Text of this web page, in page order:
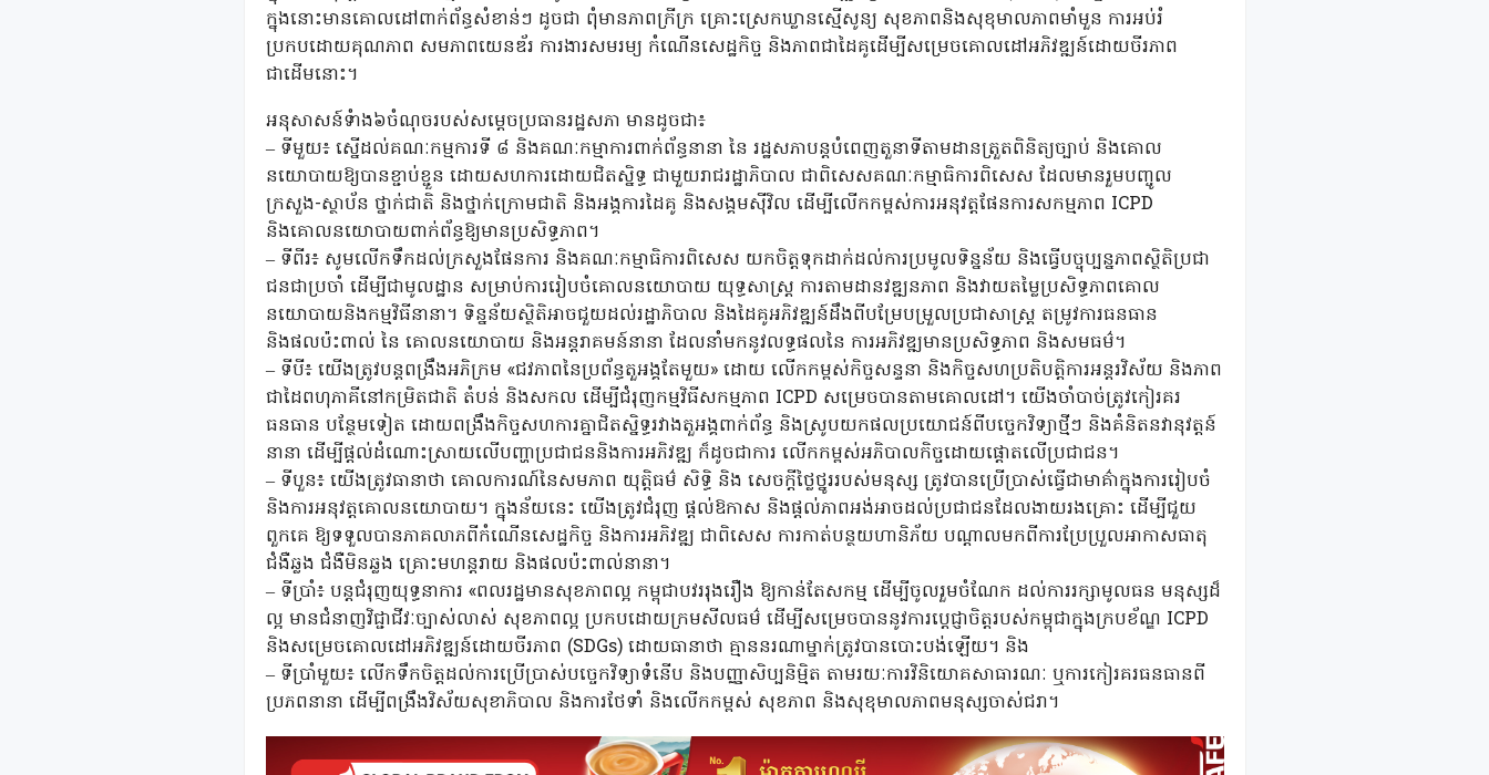
ក្នុងនោះមានគោលដៅពាក់ព័ន្ធសំខាន់ៗ ដូចជា ពុំមានភាពក្រីក្រ គ្រោះស្រេកឃ្លានស្មើសូន្យ សុខភាពនិងសុខុមាលភាពមាំមួន ការអប់រំ
ប្រកបដោយគុណភាព សមភាពយេនឌ័រ ការងារសមរម្យ កំណើនសេដ្ឋកិច្ច និងភាពជាដៃគូដើម្បីសម្រេចគោលដៅអភិវឌ្ឍន៍ដោយចីរភាព
ជាដើមនោះ។
អនុសាសន៍ទំាង៦ចំណុចរបស់សម្តេចប្រធានរដ្ឋសភា មានដូចជា៖
– ទីមួយ៖ ស្នើដល់គណៈកម្មការទី ៨ និងគណៈកម្មាការពាក់ព័ន្ធនានា នៃ រដ្ឋសភាបន្តបំពេញតួនាទីតាមដានត្រួតពិនិត្យច្បាប់ និងគោល
នយោបាយឱ្យបានខ្ជាប់ខ្ជួន ដោយសហការដោយជិតស្និទ្ធ ជាមួយរាជរដ្ឋាភិបាល ជាពិសេសគណៈកម្មាធិការពិសេស ដែលមានរួមបញ្ចូល
ក្រសួង-ស្ថាប័ន ថ្នាក់ជាតិ និងថ្នាក់ក្រោមជាតិ និងអង្គការដៃគូ និងសង្គមស៊ីវិល ដើម្បីលើកកម្ពស់ការអនុវត្តផែនការសកម្មភាព ICPD
និងគោលនយោបាយពាក់ព័ន្ធឱ្យមានប្រសិទ្ធភាព។
– ទីពីរ៖ សូមលើកទឹកដល់ក្រសួងផែនការ និងគណៈកម្មាធិការពិសេស យកចិត្តទុកដាក់ដល់ការប្រមូលទិន្នន័យ និងធ្វើបច្ចុប្បន្នភាពស្ថិតិប្រជា
ជនជាប្រចាំ ដើម្បីជាមូលដ្ឋាន សម្រាប់ការរៀបចំគោលនយោបាយ យុទ្ធសាស្ត្រ ការតាមដានវឌ្ឍនភាព និងវាយតម្លៃប្រសិទ្ធភាពគោល
នយោបាយនិងកម្មវិធីនានា។ ទិន្នន័យស្ថិតិអាចជួយដល់រដ្ឋាភិបាល និងដៃគូអភិវឌ្ឍន៍ដឹងពីបម្រែបម្រួលប្រជាសាស្ត្រ តម្រូវការធនធាន
និងផលប៉ះពាល់ នៃ គោលនយោបាយ និងអន្តរាគមន៍នានា ដែលនាំមកនូវលទ្ធផលនៃ ការអភិវឌ្ឍមានប្រសិទ្ធភាព និងសមធម៌។
– ទីបី៖ យើងត្រូវបន្តពង្រឹងអភិក្រម «ជវភាពនៃប្រព័ន្ធតួអង្គតែមួយ» ដោយ លើកកម្ពស់កិច្ចសន្ទនា និងកិច្ចសហប្រតិបត្តិការអន្តរវិស័យ និងភាព
ជាដៃពហុភាគីនៅកម្រិតជាតិ តំបន់ និងសកល ដើម្បីជំរុញកម្មវិធីសកម្មភាព ICPD សម្រេចបានតាមគោលដៅ។ យើងចាំបាច់ត្រូវកៀរគរ
ធនធាន បន្ថែមទៀត ដោយពង្រឹងកិច្ចសហការគ្នាជិតស្និទ្ធរវាងតួអង្គពាក់ព័ន្ធ និងស្រូបយកផលប្រយោជន៍ពីបច្ចេកវិទ្យាថ្មីៗ និងគំនិតនវានុវត្តន៍
នានា ដើម្បីផ្តល់ដំណោះស្រាយលើបញ្ហាប្រជាជននិងការអភិវឌ្ឍ ក៏ដូចជាការ លើកកម្ពស់អភិបាលកិច្ចដោយផ្តោតលើប្រជាជន។
– ទីបួន៖ យើងត្រូវធានាថា គោលការណ៍នៃសមភាព យុត្តិធម៌ សិទ្ធិ និង សេចក្តីថ្លៃថ្នូររបស់មនុស្ស ត្រូវបានប្រើប្រាស់ធ្វើជាមាគ៌ាក្នុងការរៀបចំ
និងការអនុវត្តគោលនយោបាយ។ ក្នុងន័យនេះ យើងត្រូវជំរុញ ផ្តល់ឱកាស និងផ្តល់ភាពអង់អាចដល់ប្រជាជនដែលងាយរងគ្រោះ ដើម្បីជួយ
ពួកគេ ឱ្យទទួលបានភាគលាភពីកំណើនសេដ្ឋកិច្ច និងការអភិវឌ្ឍ ជាពិសេស ការកាត់បន្ថយហានិភ័យ បណ្តាលមកពីការប្រែប្រួលអាកាសធាតុ
ជំងឺឆ្លង ជំងឺមិនឆ្លង គ្រោះមហន្តរាយ និងផលប៉ះពាល់នានា។
– ទីប្រាំ៖ បន្តជំរុញយុទ្ធនាការ «ពលរដ្ឋមានសុខភាពល្អ កម្ពុជាបវររុងរឿង ឱ្យកាន់តែសកម្ម ដើម្បីចូលរួមចំណែក ដល់ការរក្សាមូលធន មនុស្សដ៏
ល្អ មានជំនាញវិជ្ជាជីវៈច្បាស់លាស់ សុខភាពល្អ ប្រកបដោយក្រមសីលធម៌ ដើម្បីសម្រេចបាននូវការប្តេជ្ញាចិត្តរបស់កម្ពុជាក្នុងក្របខ័ណ្ឌ ICPD
និងសម្រេចគោលដៅអភិវឌ្ឍន៍ដោយចីរភាព (SDGs) ដោយធានាថា គ្មាននរណាម្នាក់ត្រូវបានបោះបង់ឡើយ។ និង
– ទីប្រាំមួយ៖ លើកទឹកចិត្តដល់ការប្រើប្រាស់បច្ចេកវិទ្យាទំនើប និងបញ្ញាសិប្បនិម្មិត តាមរយៈការវិនិយោគសាធារណៈ ឬការកៀរគរធនធានពី
ប្រភពនានា ដើម្បីពង្រឹងវិស័យសុខាភិបាល និងការថែទាំ និងលើកកម្ពស់ សុខភាព និងសុខុមាលភាពមនុស្សចាស់ជរា។